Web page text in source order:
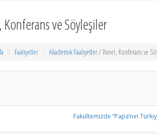
Konferans ve Söyleşiler
Faaliyetler Akademik Faaliyetler/ Panel, Konferans ve
Fakültemizde “Papa’nın